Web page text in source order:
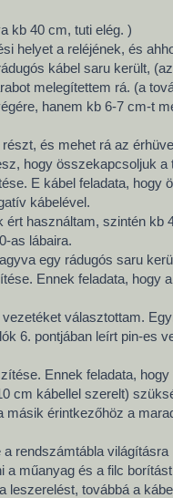
kb 40 cm, tuti elég. )
helyet a reléjének, és
kábel saru került,
melegítettem rá. (a
hanem kb 6-7 cm-t
és mehet rá az
hogy összekapcsoljuk
E kábel feladata,
kábelével.
használtam, szintén
as lábaira.
egy rádugós saru
Ennek feladata, hogy
választottam.
6. pontjában leírt pin-es
Ennek feladata,
cm kábellel szerelt)
másik érintkezőhöz a
rendszámtábla világításra
a műanyag és a filc
leszerelést, továbbá a